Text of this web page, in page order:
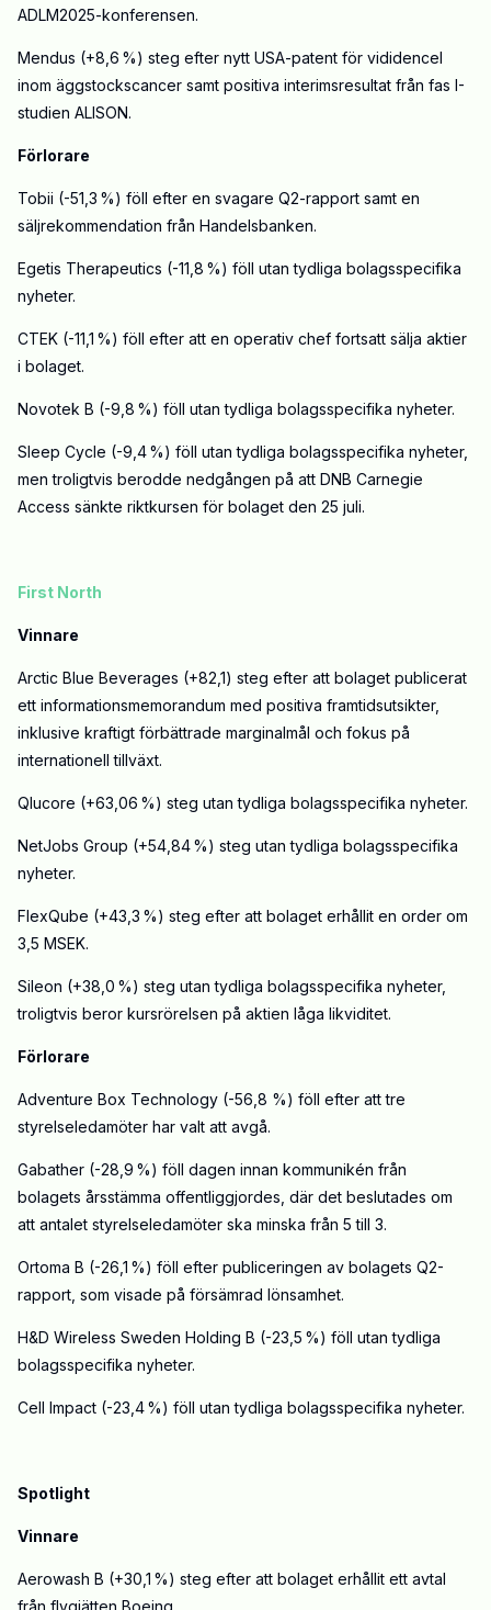
ADLM2025-konferensen.
Mendus (+8,6 %) steg efter nytt USA-patent för vididencel
inom äggstockscancer samt positiva interimsresultat från fas I-
studien ALISON.
Förlorare
Tobii (-51,3 %) föll efter en svagare Q2-rapport samt en
säljrekommendation från Handelsbanken.
Egetis Therapeutics (-11,8 %) föll utan tydliga bolagsspecifika
nyheter.
CTEK (-11,1 %) föll efter att en operativ chef fortsatt sälja aktier
i bolaget.
Novotek B (-9,8 %) föll utan tydliga bolagsspecifika nyheter.
Sleep Cycle (-9,4 %) föll utan tydliga bolagsspecifika nyheter,
men troligtvis berodde nedgången på att DNB Carnegie
Access sänkte riktkursen för bolaget den 25 juli.
First North
Vinnare
Arctic Blue Beverages (+82,1) steg efter att bolaget publicerat
ett informationsmemorandum med positiva framtidsutsikter,
inklusive kraftigt förbättrade marginalmål och fokus på
internationell tillväxt.
Qlucore (+63,06 %) steg utan tydliga bolagsspecifika nyheter.
NetJobs Group (+54,84 %) steg utan tydliga bolagsspecifika
nyheter.
FlexQube (+43,3 %) steg efter att bolaget erhållit en order om
3,5 MSEK.
Sileon (+38,0 %) steg utan tydliga bolagsspecifika nyheter,
troligtvis beror kursrörelsen på aktien låga likviditet.
Förlorare
Adventure Box Technology (-56,8 %) föll efter att tre
styrelseledamöter har valt att avgå.
Gabather (-28,9 %) föll dagen innan kommunikén från
bolagets årsstämma offentliggjordes, där det beslutades om
att antalet styrelseledamöter ska minska från 5 till 3.
Ortoma B (-26,1 %) föll efter publiceringen av bolagets Q2-
rapport, som visade på försämrad lönsamhet.
H&D Wireless Sweden Holding B (-23,5 %) föll utan tydliga
bolagsspecifika nyheter.
Cell Impact (-23,4 %) föll utan tydliga bolagsspecifika nyheter.
Spotlight
Vinnare
Aerowash B (+30,1 %) steg efter att bolaget erhållit ett avtal
från flygjätten Boeing.